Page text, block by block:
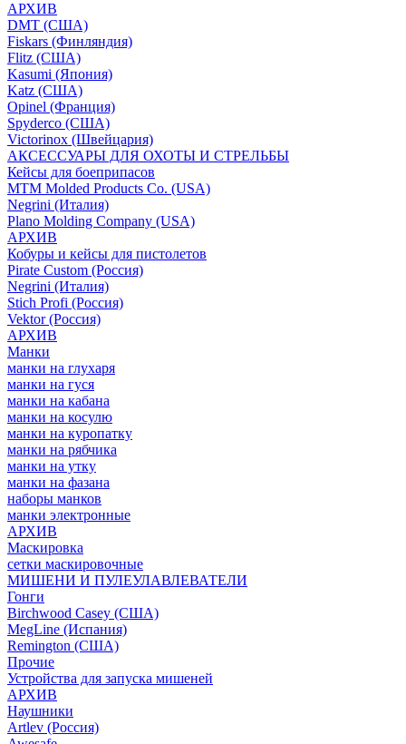
АРХИВ
DMT (США)
Fiskars (Финляндия)
Flitz (США)
Kasumi (Япония)
Katz (США)
Opinel (Франция)
Spyderco (США)
Victorinox (Швейцария)
АКСЕССУАРЫ ДЛЯ ОХОТЫ И СТРЕЛЬБЫ
Кейсы для боеприпасов
MTM Molded Products Co. (USA)
Negrini (Италия)
Plano Molding Company (USA)
АРХИВ
Кобуры и кейсы для пистолетов
Pirate Custom (Россия)
Negrini (Италия)
Stich Profi (Россия)
Vektor (Россия)
АРХИВ
Манки
манки на глухаря
манки на гуся
манки на кабана
манки на косулю
манки на куропатку
манки на рябчика
манки на утку
манки на фазана
наборы манков
манки электронные
АРХИВ
Маскировка
сетки маскировочные
МИШЕНИ И ПУЛЕУЛАВЛЕВАТЕЛИ
Гонги
Birchwood Casey (США)
MegLine (Испания)
Remington (США)
Прочие
Устройства для запуска мишеней
АРХИВ
Наушники
Artlev (Россия)